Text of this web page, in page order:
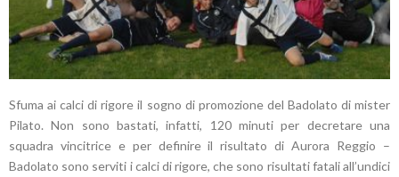
Sfuma ai calci di rigore il sogno di promozione del Badolato di mister
Pilato. Non sono bastati, infatti, 120 minuti per decretare una
squadra vincitrice e per definire il risultato di Aurora Reggio –
Badolato sono serviti i calci di rigore, che sono risultati fatali all’undici